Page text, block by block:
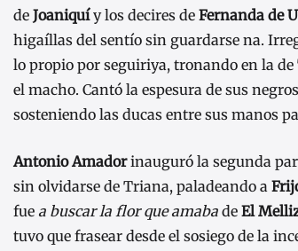
de Joaniquíy los decires de Fernanda de
higaíllas del sentío sin guardarse na.
lo propio por seguiriya, tronando en la de
el macho. Cantó la espesura de sus
sosteniendo las ducas entre sus manos
Antonio Amadorinauguró la segunda
sin olvidarse de Triana, paladeando a
fue a buscar la flor que amaba de El
tuvo que frasear desde el sosiego de la